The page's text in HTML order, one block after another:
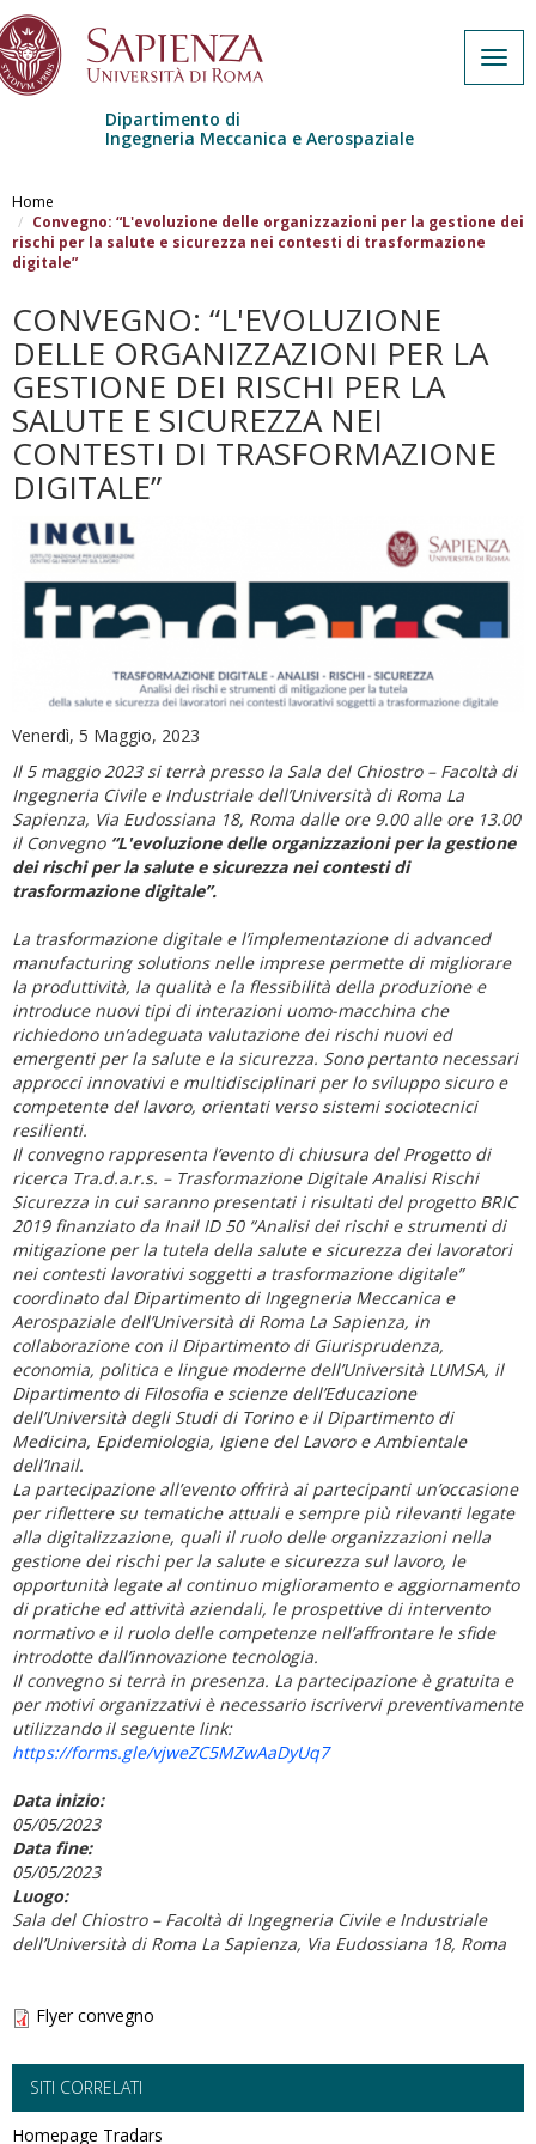
Dipartimento di
Ingegneria Meccanica e Aerospaziale
Home
Convegno: “L'evoluzione delle organizzazioni per la gestione dei
rischi per la salute e sicurezza nei contesti di trasformazione
digitale”
CONVEGNO: “L'EVOLUZIONE
DELLE ORGANIZZAZIONI PER LA
GESTIONE DEI RISCHI PER LA
SALUTE E SICUREZZA NEI
CONTESTI DI TRASFORMAZIONE
DIGITALE”
Venerdì, 5 Maggio, 2023
Il 5 maggio 2023 si terrà presso la Sala del Chiostro – Facoltà di
Ingegneria Civile e Industriale dell’Università di Roma La
Sapienza, Via Eudossiana 18, Roma dalle ore 9.00 alle ore 13.00
il Convegno “L'evoluzione delle organizzazioni per la gestione
dei rischi per la salute e sicurezza nei contesti di
trasformazione digitale”.
La trasformazione digitale e l’implementazione di advanced
manufacturing solutions nelle imprese permette di migliorare
la produttività, la qualità e la flessibilità della produzione e
introduce nuovi tipi di interazioni uomo-macchina che
richiedono un’adeguata valutazione dei rischi nuovi ed
emergenti per la salute e la sicurezza. Sono pertanto necessari
approcci innovativi e multidisciplinari per lo sviluppo sicuro e
competente del lavoro, orientati verso sistemi sociotecnici
resilienti.
Il convegno rappresenta l’evento di chiusura del Progetto di
ricerca Tra.d.a.r.s. – Trasformazione Digitale Analisi Rischi
Sicurezza in cui saranno presentati i risultati del progetto BRIC
2019 finanziato da Inail ID 50 “Analisi dei rischi e strumenti di
mitigazione per la tutela della salute e sicurezza dei lavoratori
nei contesti lavorativi soggetti a trasformazione digitale”
coordinato dal Dipartimento di Ingegneria Meccanica e
Aerospaziale dell’Università di Roma La Sapienza, in
collaborazione con il Dipartimento di Giurisprudenza,
economia, politica e lingue moderne dell’Università LUMSA, il
Dipartimento di Filosofia e scienze dell’Educazione
dell’Università degli Studi di Torino e il Dipartimento di
Medicina, Epidemiologia, Igiene del Lavoro e Ambientale
dell’Inail.
La partecipazione all’evento offrirà ai partecipanti un’occasione
per riflettere su tematiche attuali e sempre più rilevanti legate
alla digitalizzazione, quali il ruolo delle organizzazioni nella
gestione dei rischi per la salute e sicurezza sul lavoro, le
opportunità legate al continuo miglioramento e aggiornamento
di pratiche ed attività aziendali, le prospettive di intervento
normativo e il ruolo delle competenze nell’affrontare le sfide
introdotte dall’innovazione tecnologia.
Il convegno si terrà in presenza. La partecipazione è gratuita e
per motivi organizzativi è necessario iscrivervi preventivamente
utilizzando il seguente link:
https://forms.gle/vjweZC5MZwAaDyUq7
Data inizio:
05/05/2023
Data fine:
05/05/2023
Luogo:
Sala del Chiostro – Facoltà di Ingegneria Civile e Industriale
dell’Università di Roma La Sapienza, Via Eudossiana 18, Roma
Flyer convegno
SITI CORRELATI
Homepage Tradars